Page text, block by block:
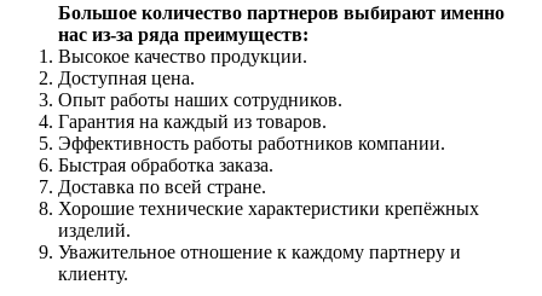
Большое количество партнеров выбирают именно
нас из-за ряда преимуществ:
Высокое качество продукции.
Доступная цена.
Опыт работы наших сотрудников.
Гарантия на каждый из товаров.
Эффективность работы работников компании.
Быстрая обработка заказа.
Доставка по всей стране.
Хорошие технические характеристики крепёжных
изделий.
Уважительное отношение к каждому партнеру и
клиенту.